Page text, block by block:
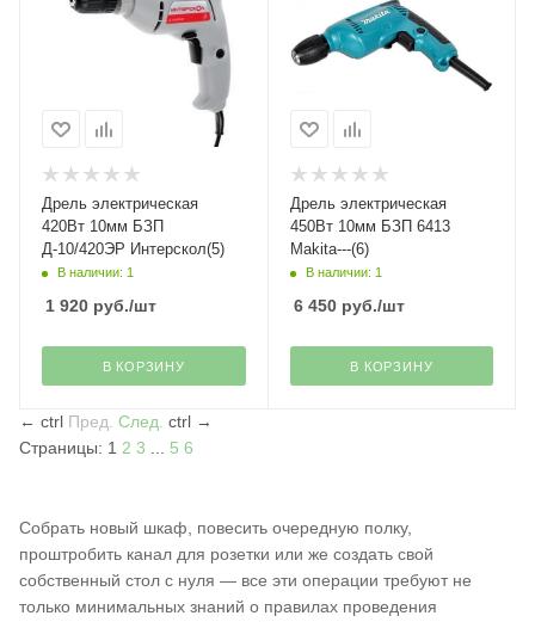
Дрель электрическая
420Вт 10мм БЗП
Д-10/420ЭР Интерскол(5)
В наличии: 1
1 920 руб./шт
В КОРЗИНУ
Дрель электрическая
450Вт 10мм БЗП 6413
Makita---(6)
В наличии: 1
6 450руб./шт
В КОРЗИНУ
← ctrl Пред. След. ctrl →
Страницы: 1 2 3 5 6
Собрать новый шкаф, повесить очередную полку,
проштробить канал для розетки или же создать свой
собственный стол с нуля — все эти операции требуют не
только минимальных знаний о правилах проведения